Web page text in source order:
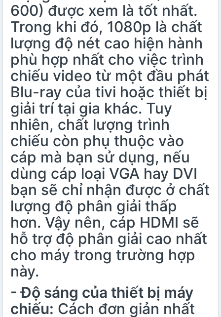
600) được xem là tốt nhất.
Trong khi đó, 1080p là chất
lượng độ nét cao hiện hành
phù hợp nhất cho việc trình
chiếu video từ một đầu phát
Blu-ray của tivi hoặc thiết bị
giải trí tại gia khác. Tuy
nhiên, chất lượng trình
chiếu còn phụ thuộc vào
cáp mà bạn sử dụng, nếu
dùng cáp loại VGA hay DVI
bạn sẽ chỉ nhận được ở chất
lượng độ phân giải thấp
hơn. Vậy nên, cáp HDMI sẽ
hỗ trợ độ phân giải cao nhất
cho máy trong trường hợp
này.
- Độ sáng của thiết bị máy
chiếu: Cách đơn giản nhất